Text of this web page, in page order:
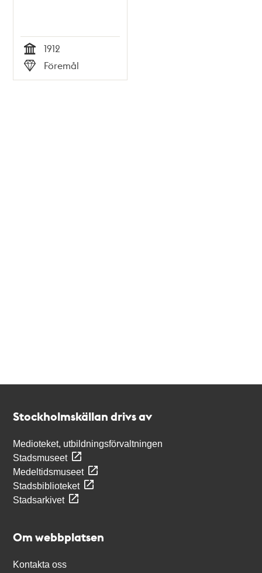
Tid
1912
Typ
Föremål
Stockholmskällan drivs av
Medioteket, utbildningsförvaltningen
Stadsmuseet
Medeltidsmuseet
Stadsbiblioteket
Stadsarkivet
Om webbplatsen
Kontakta oss